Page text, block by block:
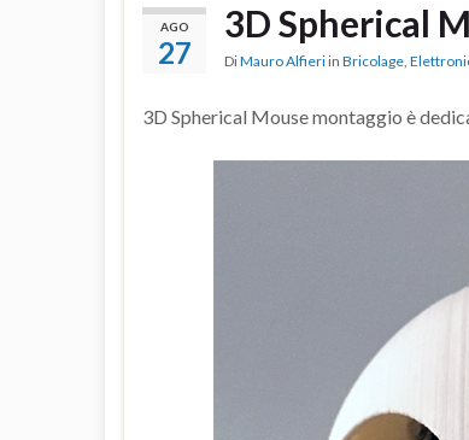
AGO
27
3D Spherical
DiMauro Alfieri in Bricolage,
3D Spherical Mouse montaggio è